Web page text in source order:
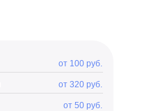
от 100 руб.
от 320 руб.
от 50 руб.